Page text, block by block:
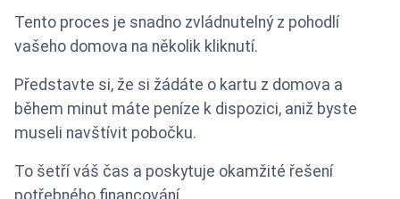
Tento proces je snadno zvládnutelný z pohodlí
vašeho domova na několik kliknutí.
Představte si, že si žádáte o kartu z domova a
během minut máte peníze k dispozici, aniž byste
museli navštívit pobočku.
To šetří váš čas a poskytuje okamžité řešení
potřebného financování.